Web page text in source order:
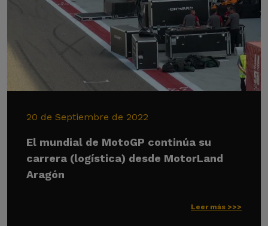
20 de Septiembre de 2022
El mundial de MotoGP continúa su
carrera (logística) desde MotorLand
Aragón
Leer más >>>